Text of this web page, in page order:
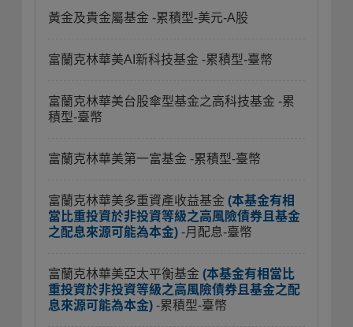
黃金及貴金屬基金 -累積型-美元-A股
富蘭克林華美AI新科技基金 -累積型-臺幣
富蘭克林華美台股傘型基金之高科技基金 -累
積型-臺幣
富蘭克林華美第一富基金 -累積型-臺幣
富蘭克林華美多重資產收益基金 (本基金有相
當比重投資於非投資等級之高風險債券且基金
之配息來源可能為本金) -月配息-臺幣
富蘭克林華美亞太平衡基金 (本基金有相當比
重投資於非投資等級之高風險債券且基金之配
息來源可能為本金) -累積型-臺幣